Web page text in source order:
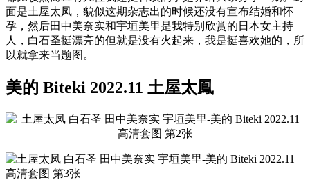
面是土屋太凤，貌似这期杂志出的时候还没有宣布结婚和怀
孕，然后田中美奈实和宇垣美里是我特别欣赏的日本女主持
人，白石圣挺漂亮的但就是没有火起来，我是挺喜欢她的，所
以就拿来当题图。
美的 Biteki 2022.11 土屋太鳳